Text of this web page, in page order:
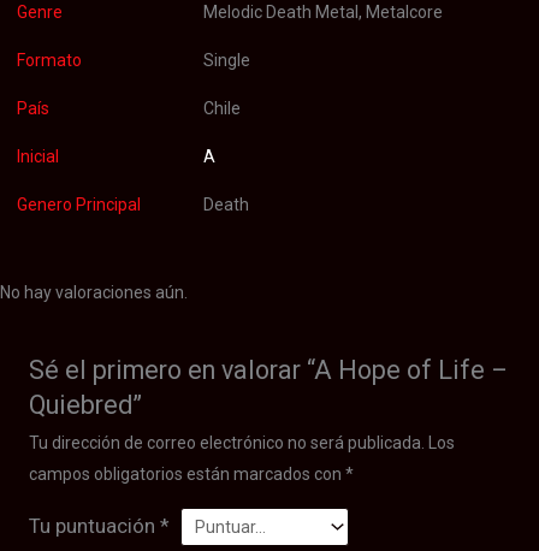
Genre Melodic Death Metal, Metalcore
Formato Single
País Chile
Inicial A
Genero Principal Death
No hay valoraciones aún.
Sé el primero en valorar “A Hope of Life –
Quiebred”
Tu dirección de correo electrónico no será publicada.
Los
campos obligatorios están marcados con*
Tu puntuación*